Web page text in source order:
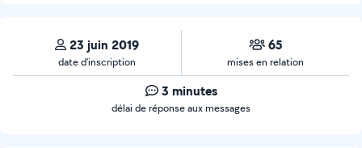
23 juin 2019
date d’inscription
65
mises en relation
3 minutes
délai de réponse aux messages